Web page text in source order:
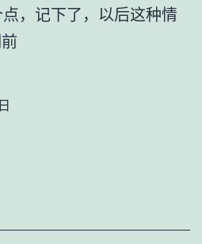
，记下了，以后这种情